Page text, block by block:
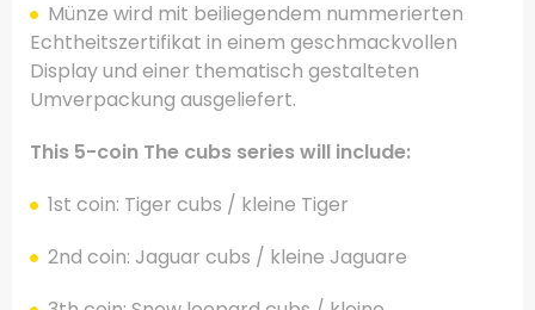
Münze wird mit beiliegendem nummerierten
Echtheitszertifikat in einem geschmackvollen
Display und einer thematisch gestalteten
Umverpackung ausgeliefert.
This 5-coin The cubs series will include:
1st coin: Tiger cubs / kleine Tiger
2nd coin: Jaguar cubs / kleine Jaguare